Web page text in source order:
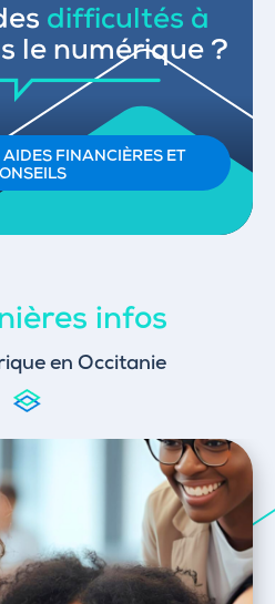
difficultés à
le numérique ?
FINANCIÈRES ET
infos
en Occitanie